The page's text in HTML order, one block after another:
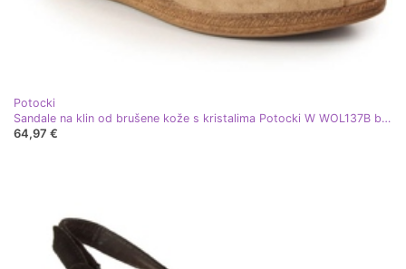
Potocki
Sandale na klin od brušene kože s kristalima Potocki W WOL137B bež
64,97 €